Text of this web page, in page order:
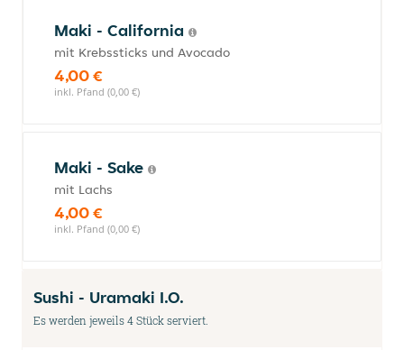
Maki - California
mit Krebssticks und Avocado
4,00 €
inkl. Pfand (0,00 €)
Maki - Sake
mit Lachs
4,00 €
inkl. Pfand (0,00 €)
Sushi - Uramaki I.O.
Es werden jeweils 4 Stück serviert.